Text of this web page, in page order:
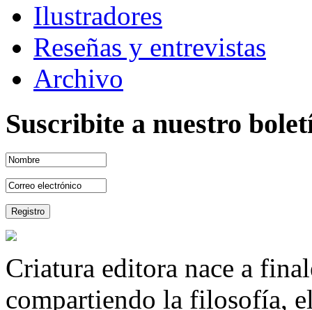
Ilustradores
Reseñas y entrevistas
Archivo
Suscribite a nuestro
Criatura editora nace a
compartiendo la filosofía,